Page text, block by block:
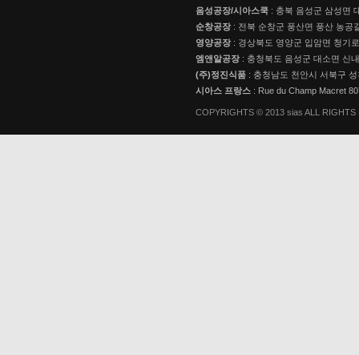
음성공장/시아스쿡 : 충북 음성군 삼성면
순창공장 : 전북 순창군 풍산면 풍산 농공
영양공장 : 경상북도 영양군 입암면 청기
엠앤알공장 : 충청북도 음성군 대소면 신
(주)정진식품 : 충청남도 천안시 서북구
시아스 프랑스 : Rue du Champ Macret
COPYRIGHTS © 2013 sias ALL RIGHTS